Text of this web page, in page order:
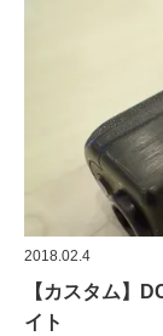
2018.02.4
【カスタム】
イト